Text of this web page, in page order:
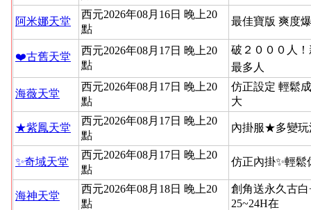
阿米娜天堂
西元2026年08月16日 晚上20
點
最佳寶版 爽度
❤️古舊天堂
西元2026年08月17日 晚上20
點
破２０００人
最多人
海薇天堂
西元2026年08月17日 晚上20
點
仿正設定 輕鬆
大
★紫鳳天堂
西元2026年08月17日 晚上20
點
內掛服★多變
✨奇域天堂
西元2026年08月17日 晚上20
點
仿正內掛✨輕鬆
海神天堂
西元2026年08月18日 晚上20
點
創角送永久古
25~24H在